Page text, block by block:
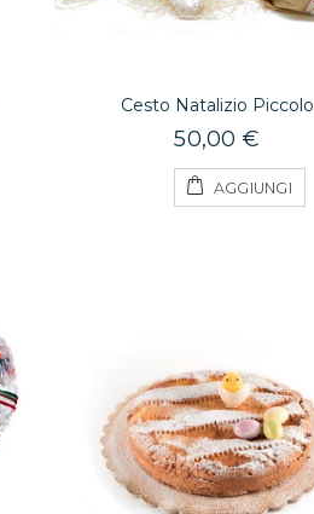
Cesto Natalizio Piccolo
50,00 €
AGGIUNGI